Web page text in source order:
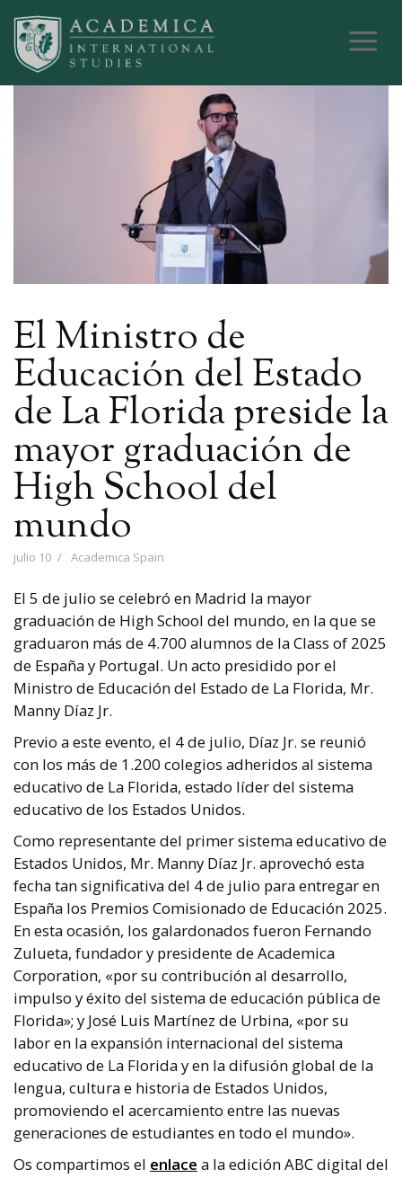
El Ministro de
Educación del Estado
de La Florida preside la
mayor graduación de
High School del
mundo
julio 10 Academica Spain
El 5 de julio se celebró en Madrid la mayor
graduación de High School del mundo, en la que se
graduaron más de 4.700 alumnos de la Class of 2025
de España y Portugal. Un acto presidido por el
Ministro de Educación del Estado de La Florida, Mr.
Manny Díaz Jr.
Previo a este evento, el 4 de julio, Díaz Jr. se reunió
con los más de 1.200 colegios adheridos al sistema
educativo de La Florida, estado líder del sistema
educativo de los Estados Unidos.
Como representante del primer sistema educativo de
Estados Unidos, Mr. Manny Díaz Jr. aprovechó esta
fecha tan significativa del 4 de julio para entregar en
España los Premios Comisionado de Educación 2025.
En esta ocasión, los galardonados fueron Fernando
Zulueta, fundador y presidente de Academica
Corporation, «por su contribución al desarrollo,
impulso y éxito del sistema de educación pública de
Florida»; y José Luis Martínez de Urbina, «por su
labor en la expansión internacional del sistema
educativo de La Florida y en la difusión global de la
lengua, cultura e historia de Estados Unidos,
promoviendo el acercamiento entre las nuevas
generaciones de estudiantes en todo el mundo».
Os compartimos el enlace a la edición ABC digital del